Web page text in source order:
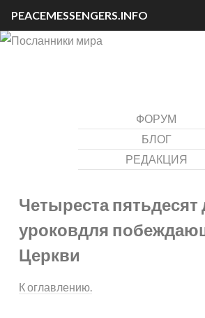
ФОРУМ
БЛОГ
РЕДАКЦИЯ
Четыреста
уроковдля
Церкви
К оглавлению.
PEACEMESSENGERS.INFO